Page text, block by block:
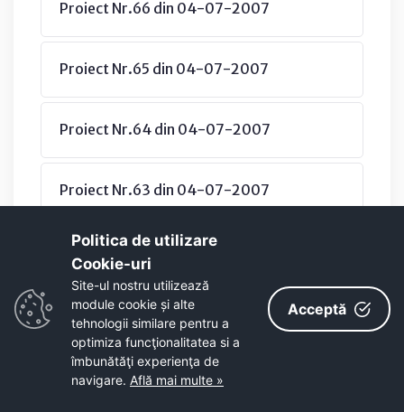
Proiect Nr.66 din 04-07-2007
Proiect Nr.65 din 04-07-2007
Proiect Nr.64 din 04-07-2007
Proiect Nr.63 din 04-07-2007
Proiect Nr.62 din 29-06-2007
Proiect Nr.61 din 29-06-2007
Proiect Nr.60 din 21-06-2007
Politica de utilizare
Cookie-uri‎
Site-ul nostru utilizează
module cookie și alte
tehnologii similare pentru a
optimiza funcţionalitatea si a
îmbunătăţi experienţa de
navigare. Află mai multe »
Acceptă